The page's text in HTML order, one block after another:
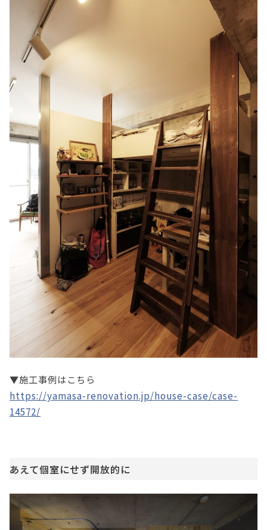
▼施工事例はこちら
https://yamasa-renovation.jp/house-case/case-
14572/
あえて個室にせず開放的に